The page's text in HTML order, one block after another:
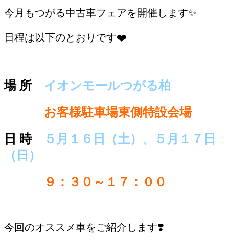
今月もつがる中古車フェアを開催します✨
日程は以下のとおりです❤️
場 所 イオンモールつがる柏
お客様駐車場東側特設会場
日 時
５月１６日（土）、５月１７日
（日）
９：３０～１７：００
今回のオススメ車をご紹介します❣️